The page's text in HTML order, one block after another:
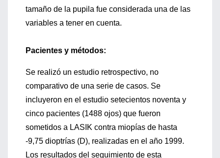
tamaño de la pupila fue considerada una de las
variables a tener en cuenta.
Pacientes y métodos:
Se realizó un estudio retrospectivo, no
comparativo de una serie de casos. Se
incluyeron en el estudio setecientos noventa y
cinco pacientes (1488 ojos) que fueron
sometidos a LASIK contra miopías de hasta
-9,75 dioptrías (D), realizadas en el año 1999.
Los resultados del seguimiento de esta